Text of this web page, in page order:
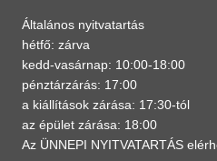
Általános nyitvatartás
hétfő: zárva
kedd-vasárnap: 10:00-18:00
pénztárzárás: 17:00
a kiállítások zárása: 17:30-tól
az épület zárása: 18:00
Az ÜNNEPI NYITVATARTÁS